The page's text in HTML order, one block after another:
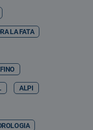
LA FATA
ALPI